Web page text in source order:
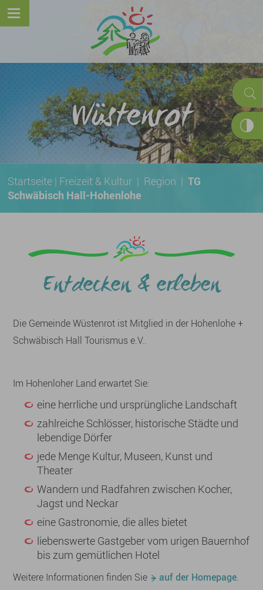
Wüstenrot
Startseite | Freizeit & Kultur | Region |TG
Schwäbisch Hall-Hohenlohe
Entdecken & erleben
Die Gemeinde Wüstenrot ist Mitglied in der Hohenlohe +
Schwäbisch Hall Tourismus e.V..
Im Hohenloher Land erwartet Sie:
eine herrliche und ursprüngliche Landschaft
zahlreiche Schlösser, historische Städte und
lebendige Dörfer
jede Menge Kultur, Museen, Kunst und
Theater
Wandern und Radfahren zwischen Kocher,
Jagst und Neckar
eine Gastronomie, die alles bietet
liebenswerte Gastgeber vom urigen Bauernhof
bis zum gemütlichen Hotel
Weitere Informationen finden Sie auf der Homepage.